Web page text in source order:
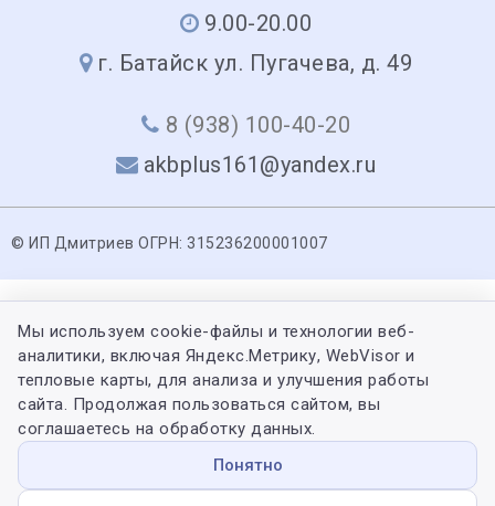
9.00-20.00
г. Батайск ул. Пугачева, д. 49
8 (938) 100-40-20
akbplus161@yandex.ru
© ИП Дмитриев ОГРН: 315236200001007
Мы используем cookie-файлы и технологии веб-
аналитики, включая Яндекс.Метрику, WebVisor и
тепловые карты, для анализа и улучшения работы
сайта. Продолжая пользоваться сайтом, вы
соглашаетесь на обработку данных.
Понятно